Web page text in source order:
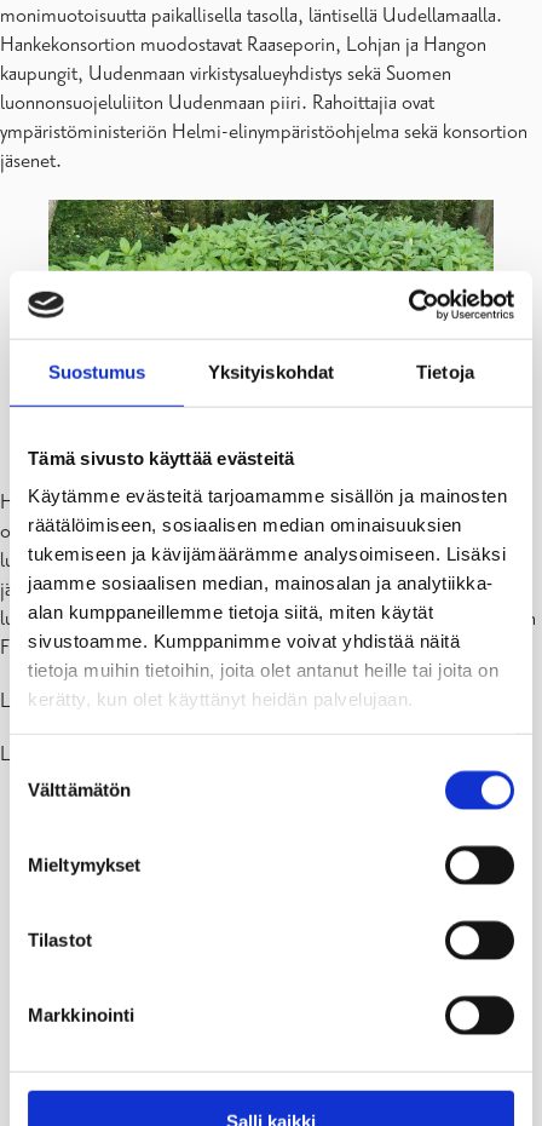
Suostumus Yksityiskohdat Tietoja
Tämä sivusto käyttää evästeitä
Käytämme evästeitä tarjoamamme sisällön ja mainosten
räätälöimiseen, sosiaalisen median ominaisuuksien
tukemiseen ja kävijämäärämme analysoimiseen. Lisäksi
jaamme sosiaalisen median, mainosalan ja analytiikka-
alan kumppaneillemme tietoja siitä, miten käytät
sivustoamme. Kumppanimme voivat yhdistää näitä
tietoja muihin tietoihin, joita olet antanut heille tai joita on
kerätty, kun olet käyttänyt heidän palvelujaan.
Suostumuksen
valinta
Välttämätön
Mieltymykset
Tilastot
Markkinointi
Salli kaikki
monimuotoisuutta paikallisella tasolla, läntisellä Uudellamaalla.
Hankekonsortion muodostavat Raaseporin, Lohjan ja Hangon
kaupungit, Uudenmaan virkistysalueyhdistys sekä Suomen
luonnonsuojeluliiton Uudenmaan piiri. Rahoittajia ovat
ympäristöministeriön Helmi-elinympäristöohjelma sekä konsortion
jäsenet.
pohjoisosan reunalla. (Kuva: Kaisa Kauranen).
Hankkeella on 25 luonnonhoitokohdetta. Suurin yksittäinen kohde
on Flyetin tervaleppäkorpi Tammisaaressa. Kyseessä on arvokas
luonnonsuojelualue. Alueelta poistetaan kahta haitallista vieraslajia,
jättipalsamia ja rikkapalsamia, jotka kilpailemalla hävittävät alueen
luontaiset kasvilajit. Nelihenkinen luonnonhoitajaryhmä aloittaa työn
Flyetissä lähiviikkoina. Työtä jatketaan koko kesän ajan.
Lisää tietoja koko hankkeestatässäja Flyetin leppäkorvesta
Lisätietoja vieraslajista